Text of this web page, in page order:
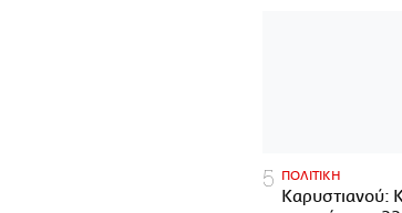
ΠΟΛΙΤΙΚΗ
Καρυστιανού: